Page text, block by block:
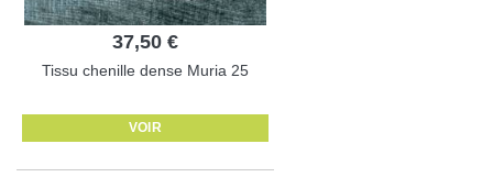
37,50 €
Tissu chenille dense Muria 25
VOIR